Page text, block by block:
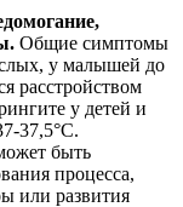
Общие симптомы
у малышей до
расстройством
у детей и
37,5°С.
быть
процесса,
или развития